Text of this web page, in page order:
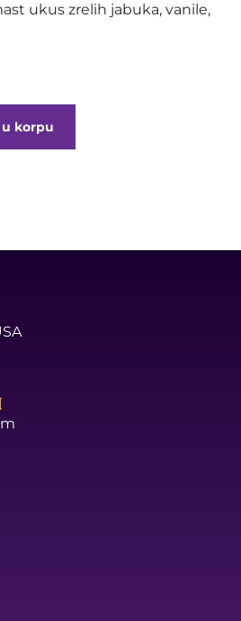
ukus zrelih jabuka, vanile,
korpu